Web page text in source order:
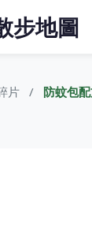
步地圖
片 防蚊包